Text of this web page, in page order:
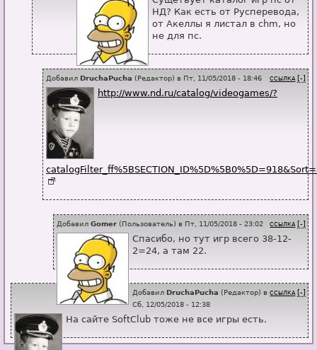
НД? Как есть от Русперевода,
от Акеллы я листал в chm, но
не для пс.
ССЫЛКА [-]
Добавил DruchaPucha (Редактор) в Пт, 11/05/2018 - 18:46
http://www.nd.ru/catalog/videogames/?
ССЫЛКА [-]
Добавил Gomer(Пользователь) в Пт, 11/05/2018 - 23:02
Спасибо, но тут игр всего 38-12-
2=24, а там 22.
ССЫЛКА [-]
Добавил DruchaPucha (Редактор) в
Сб, 12/05/2018 - 12:38
На сайте SoftClub тоже не все игры есть.